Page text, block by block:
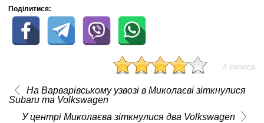
Поділитися:
4 голоса
На Варварівському узвозі в Миколаєві зіткнулися
Subaru та Volkswagen
У центрі Миколаєва зіткнулися два Volkswagen